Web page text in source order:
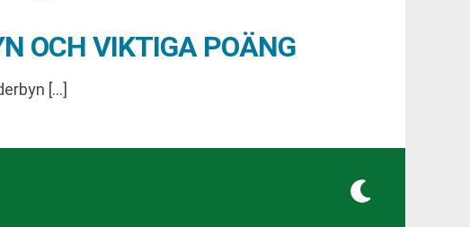
OCH VIKTIGA POÄNG
[…]